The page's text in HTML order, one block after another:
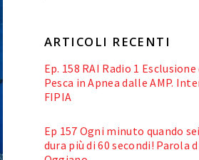
ARTICOLI RECENTI
Ep. 158 RAI Radio 1
Pesca in Apnea dalle AMP.
FIPIA
Ep 157 Ogni minuto quando
dura più di 60 secondi! Parola